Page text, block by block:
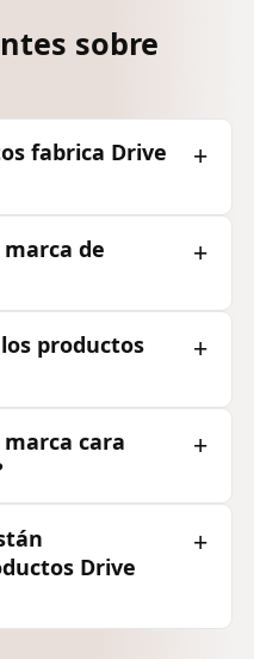
sobre
fabrica Drive
de
productos
cara
Drive